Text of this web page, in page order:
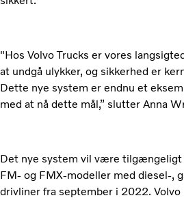
"Hos Volvo Trucks er vores
at undgå ulykker, og sikkerhed er
Dette nye system er endnu et
med at nå dette mål,” slutter Anna
Det nye system vil være tilgængeligt
FM- og FMX-modeller med diesel-,
drivliner fra september i 2022.